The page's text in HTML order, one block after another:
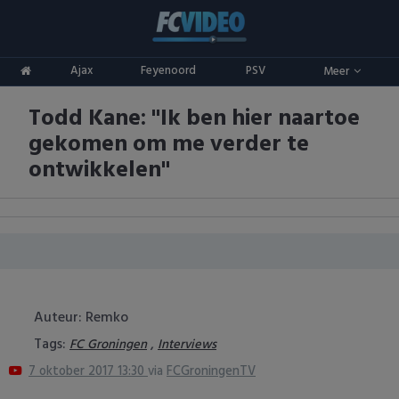
Ajax Feyenoord PSV Meer
ADO Den Haag
Ajax
AZ
Feyenoord
Competities
Eredivisie
Keuken Kampioen Divisie
Europa League
Oranje
Goals & Samenvattingen
Todd Kane: "Ik ben hier naartoe
gekomen om me verder te
ontwikkelen"
Auteur: Remko
Tags: FC Groningen, Interviews
7 oktober 2017 13:30via FCGroningenTV